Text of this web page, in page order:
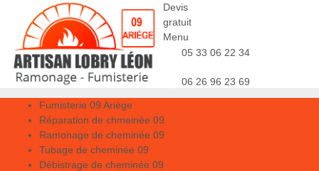
Devis
gratuit
Menu
05 33 06 22 34
06 26 96 23 69
Fumisterie 09 Ariège
Réparation de chmeinée 09
Ramonage de cheminée 09
Tubage de cheminée 09
Débistrage de cheminée 09